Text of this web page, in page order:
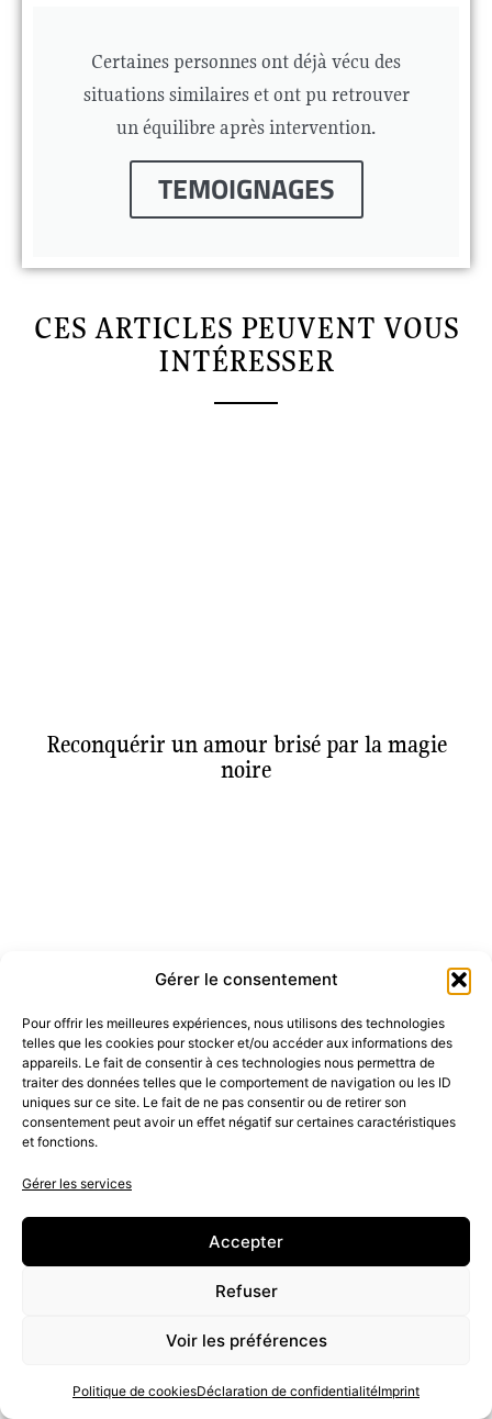
Gérer le consentement
Pour offrir les meilleures expériences, nous utilisons des technologies
telles que les cookies pour stocker et/ou accéder aux informations des
appareils. Le fait de consentir à ces technologies nous permettra de
traiter des données telles que le comportement de navigation ou les ID
uniques sur ce site. Le fait de ne pas consentir ou de retirer son
consentement peut avoir un effet négatif sur certaines caractéristiques
et fonctions.
Gérer les services
Accepter
Refuser
Voir les préférences
Politique de cookiesDéclaration de confidentialitéImprint
Certaines personnes ont déjà vécu des
situations similaires et ont pu retrouver
un équilibre après intervention.
TEMOIGNAGES
CES ARTICLES PEUVENT VOUS
INTÉRESSER
Reconquérir un amour brisé par la magie
noire
Récupérer son conjoint après une rupture